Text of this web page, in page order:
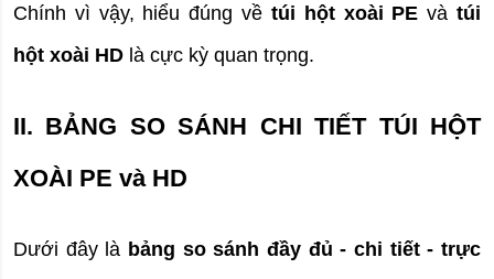
Chính vì vậy, hiểu đúng về túi hột xoài PE và túi
hột xoài HD là cực kỳ quan trọng.
II. BẢNG SO SÁNH CHI TIẾT TÚI HỘT
XOÀI PE và HD
Dưới đây là bảng so sánh đầy đủ - chi tiết - trực